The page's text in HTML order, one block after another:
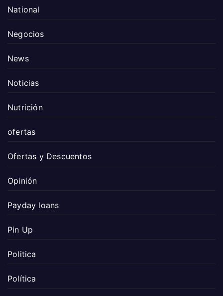
National
Negocios
News
Noticias
Nutrición
ofertas
Ofertas y Descuentos
Opinión
Payday loans
Pin Up
Politica
Política